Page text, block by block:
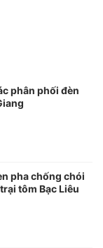
phân phối đèn
pha chống chói
tôm Bạc Liêu